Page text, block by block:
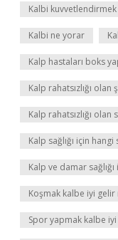
Kalbi kuvvetlendirmek
Kalbi ne yorar
Kalp hastaları boks
Kalp rahatsızlığı olan
Kalp rahatsızlığı
Kalp sağlığı için
Kalp ve damar sağlığı
Koşmak kalbe iyi gelir
Spor yapmak kalbe